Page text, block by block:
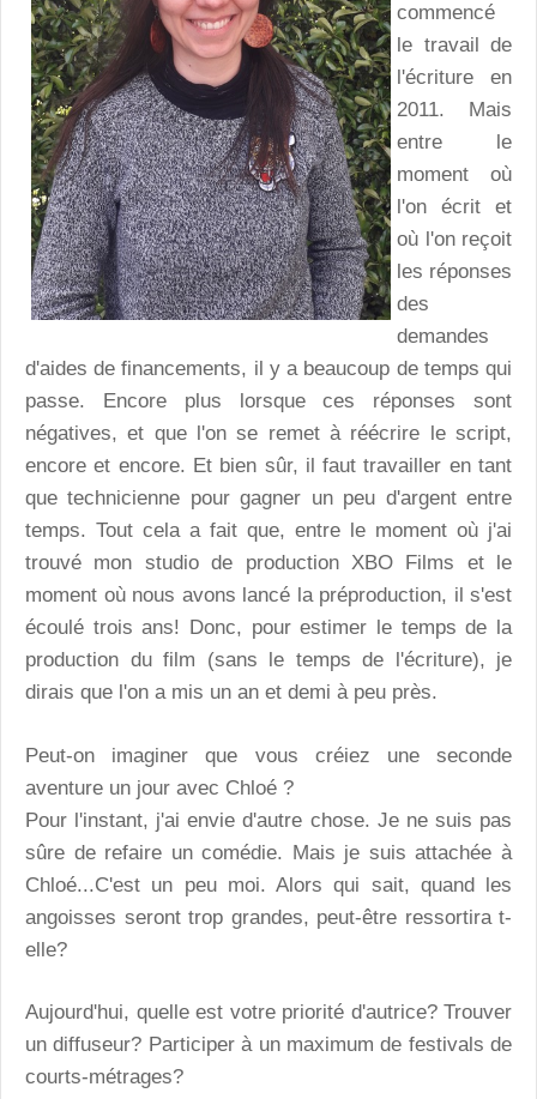
commencé
le travail de
l'écriture en
2011. Mais
entre le
moment où
l'on écrit et
où l'on reçoit
les réponses
des
demandes
d'aides de financements, il y a beaucoup de temps qui
passe. Encore plus lorsque ces réponses sont
négatives, et que l'on se remet à réécrire le script,
encore et encore. Et bien sûr, il faut travailler en tant
que technicienne pour gagner un peu d'argent entre
temps. Tout cela a fait que, entre le moment où j'ai
trouvé mon studio de production XBO Films et le
moment où nous avons lancé la préproduction, il s'est
écoulé trois ans! Donc, pour estimer le temps de la
production du film (sans le temps de l'écriture), je
dirais que l'on a mis un an et demi à peu près.
Peut-on imaginer que vous créiez une seconde
aventure un jour avec Chloé ?
Pour l'instant, j'ai envie d'autre chose. Je ne suis pas
sûre de refaire un comédie. Mais je suis attachée à
Chloé...C'est un peu moi. Alors qui sait, quand les
angoisses seront trop grandes, peut-être ressortira t-
elle?
Aujourd'hui, quelle est votre priorité d'autrice? Trouver
un diffuseur? Participer à un maximum de festivals de
courts-métrages?